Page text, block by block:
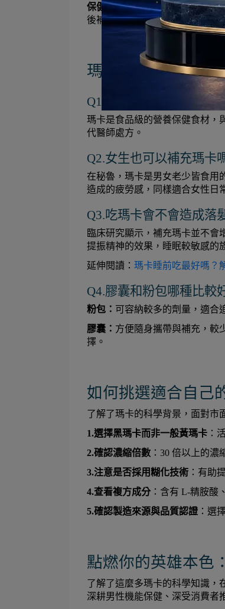
保健小提醒：第一次補充瑪卡，
後補充，也能降低消化道負擔。
瑪卡補充常見問題
Q1.瑪卡的作用與藥物相
瑪卡是食品級的營養保健食材，
代醫師處方。
Q2.女生也可以補充瑪卡
在秘魯，瑪卡是男女老少皆食用
造成的疲勞感，同樣適合女性日
Q3.吃瑪卡會不會造成落
臨床研究顯示，補充瑪卡並不會
提振精神的效果，睡眠較敏感的
延伸閱讀： 瑪卡睡前吃最好嗎？
Q4.膠囊和粉包哪種比較
粉包： 可容納較多的劑量，適合
膠囊： 方便隨身攜帶與補充，較
擇。
如何挑選適合自己
了解了瑪卡的科學背景，面對市
1.選擇黑瑪卡而非一般黃瑪卡 ：
2.確認濃縮倍數 ：30 倍以上的
3.注意是否採用糊化技術 ：有助
4.查看複方成分 ：含有 L-精胺酸
5.確認製造來源與品質認證 ：選
點燃你的英雄本色
了解了這麼多瑪卡的科學知識，
深耕男性機能保健、深受消費者